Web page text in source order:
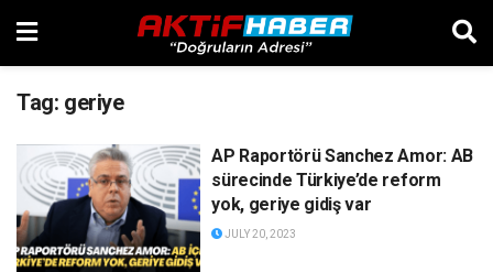
Tag: geriye
AP Raportörü Sanchez Amor: AB
sürecinde Türkiye’de reform
yok, geriye gidiş var
JULY 20, 2023